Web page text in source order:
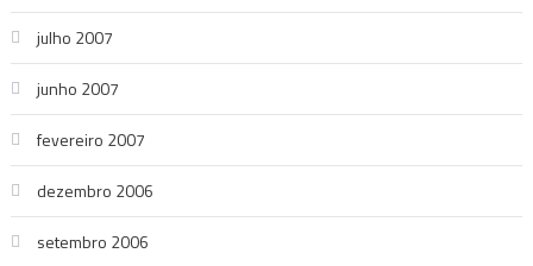
julho 2007
junho 2007
fevereiro 2007
dezembro 2006
setembro 2006